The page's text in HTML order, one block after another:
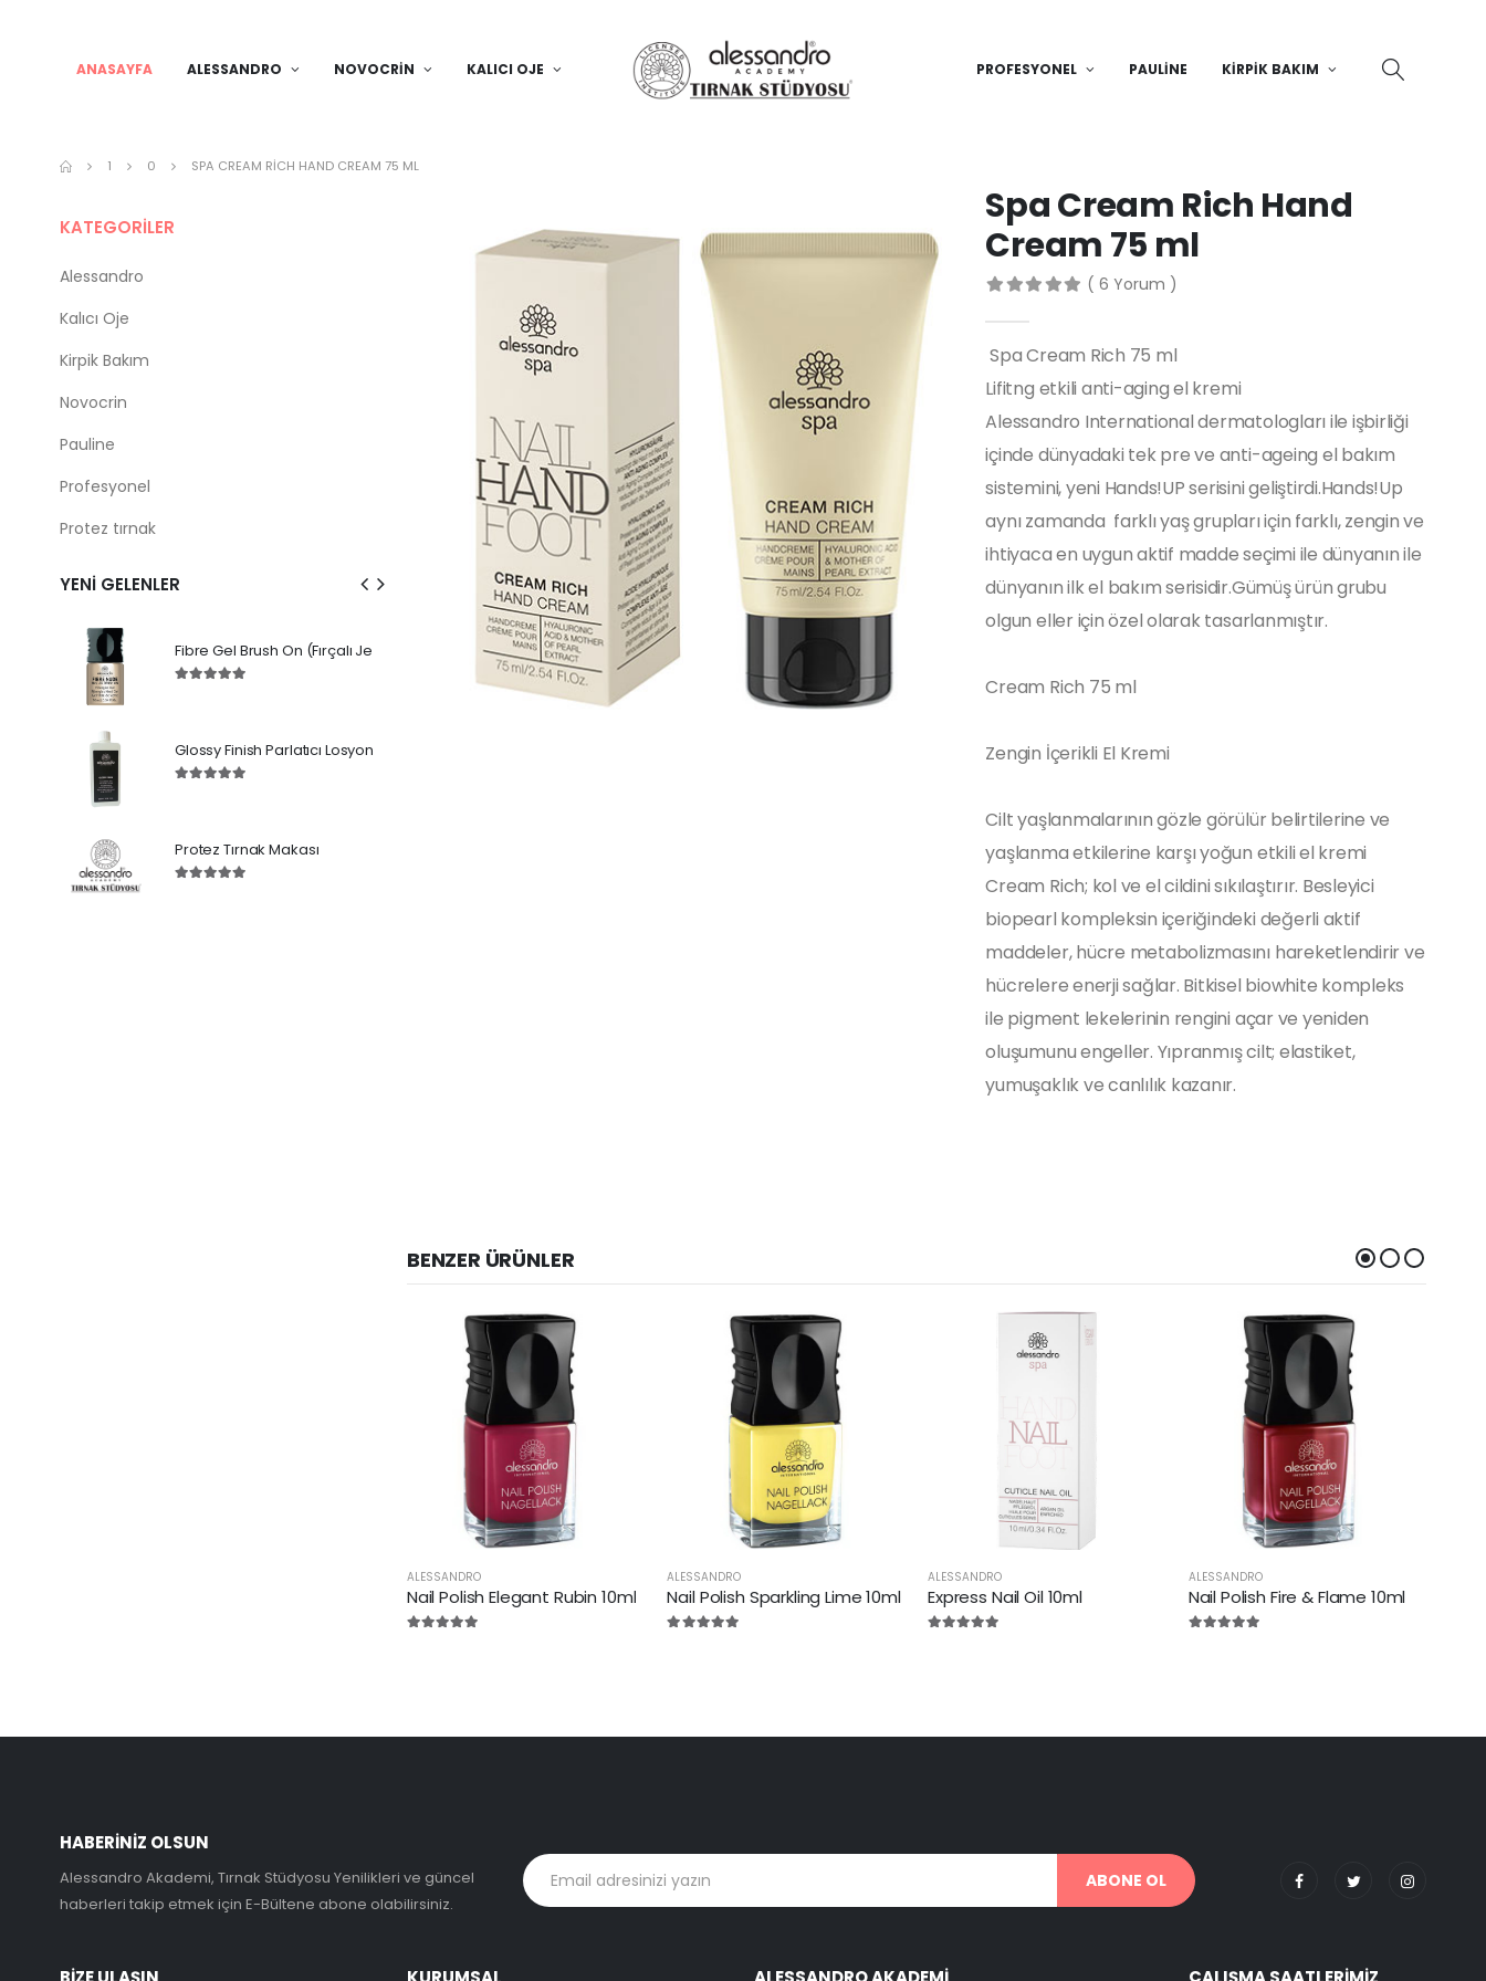
ANASAYFA ALESSANDRO NOVOCRIN KALICI OJE PROFESYONEL PAULINE KIRPIK BAKIM
1 0 SPA CREAM RICH HAND CREAM 75 ML
KATEGORİLER
Alessandro
Kalıcı Oje
Kirpik Bakım
Novocrin
Pauline
Profesyonel
Protez tırnak
YENI GELENLER
Fibre Gel Brush On (Fırçalı Je
Glossy Finish Parlatıcı Losyon
Protez Tırnak Makası
Fibre Gel Brush On (Fırçalı Je
Glossy Finish Parlatıcı Losyon Spa Top Coat 10 ml
Spa Manicure Nourishing Base C
Spa Cream Rich Hand
Cream 75 ml
( 6 Yorum )
Spa Cream Rich 75 ml
Lifitng etkili anti-aging el kremi
Alessandro International dermatologları ile işbirliği
içinde dünyadaki tek pre ve anti-ageing el bakım
sistemini, yeni Hands!UP serisini geliştirdi.Hands!Up
aynı zamanda farklı yaş grupları için farklı, zengin ve
ihtiyaca en uygun aktif madde seçimi ile dünyanın ile
dünyanın ilk el bakım serisidir.Gümüş ürün grubu
olgun eller için özel olarak tasarlanmıştır.
Cream Rich 75 ml
Zengin İçerikli El Kremi
Cilt yaşlanmalarının gözle görülür belirtilerine ve
yaşlanma etkilerine karşı yoğun etkili el kremi
Cream Rich; kol ve el cildini sıkılaştırır. Besleyici
biopearl kompleksin içeriğindeki değerli aktif
maddeler, hücre metabolizmasını hareketlendirir ve
hücrelere enerji sağlar. Bitkisel biowhite kompleks
ile pigment lekelerinin rengini açar ve yeniden
oluşumunu engeller. Yıpranmış cilt; elastiket,
yumuşaklık ve canlılık kazanır.
BENZER ÜRÜNLER
ALESSANDRO
Nail Polish Elegant Rubin 10ml
ALESSANDRO
Nail Polish Sparkling Lime 10ml
ALESSANDRO
Express Nail Oil 10ml
ALESSANDRO
Nail Polish Fire & Flame 10ml
HABERINIZ OLSUN
Alessandro Akademi, Tırnak Stüdyosu Yenilikleri ve güncel
haberleri takip etmek için E-Bültene abone olabilirsiniz.
ABONE OL